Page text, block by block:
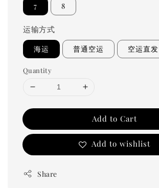
7 8
运输方式
海运 普通空运 空运直发
Quantity
Add to Cart
Add to wishlist
Share